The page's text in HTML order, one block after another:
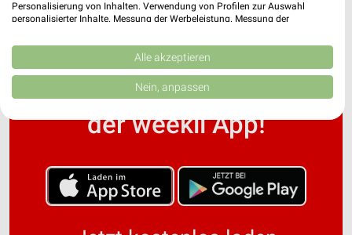
Noch mehr Angebote in
der weekli App!
Personalisierung von Inhalten. Verwendung von Profilen zur Auswahl
personalisierter Inhalte. Messung der Werbeleistung. Messung der
Kombinationen von Daten aus verschiedenen Quellen. Entwicklung und
Verbesserung der Angebote. Verwendung reduzierter Daten zur Auswahl
von Inhalten.
Daten können außerhalb der Europäischen Union weitergegeben und in die
USA gesendet werden.
Website/App.
Wir nutzen Ihre Daten für folgende Zwecke:
IAB-Verarbeitungszwecke:
Speichern von oder Zugriff auf Informationen
Alle akzeptieren
Nein, anpassen